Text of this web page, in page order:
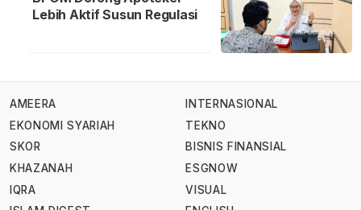
Lebih Aktif Susun Regulasi
AMEERA
EKONOMI SYARIAH
SKOR
KHAZANAH
IQRA
INTERNASIONAL
TEKNO
BISNIS FINANSIAL
ESGNOW
VISUAL